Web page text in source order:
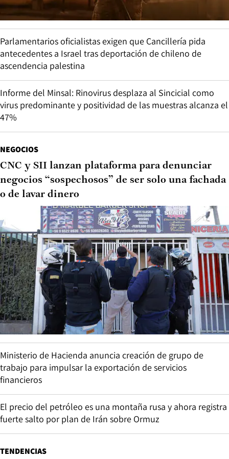
Parlamentarios oficialistas exigen que Cancillería pida
antecedentes a Israel tras deportación de chileno de
ascendencia palestina
Informe del Minsal: Rinovirus desplaza al Sincicial como
virus predominante y positividad de las muestras alcanza el
47%
NEGOCIOS
CNC y SII lanzan plataforma para denunciar
negocios “sospechosos” de ser solo una fachada
o de lavar dinero
Ministerio de Hacienda anuncia creación de grupo de
trabajo para impulsar la exportación de servicios
financieros
El precio del petróleo es una montaña rusa y ahora registra
fuerte salto por plan de Irán sobre Ormuz
TENDENCIAS